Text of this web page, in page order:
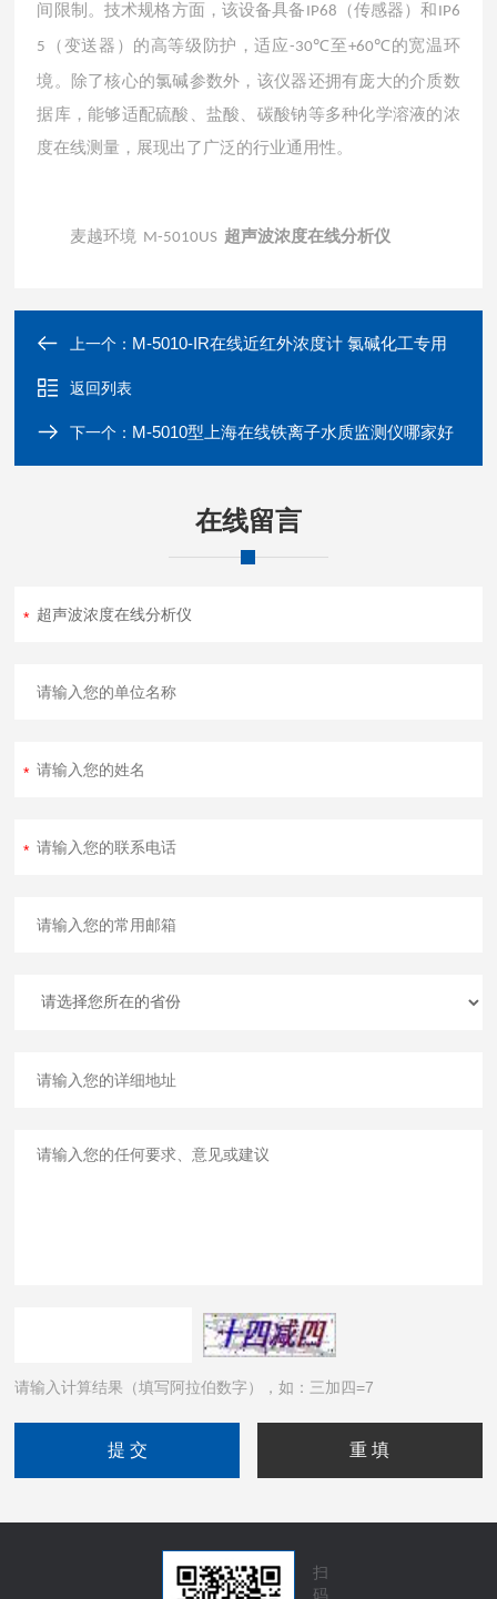
间限制。技术规格方面，该设备具备 IP68 （传感器）和 IP6
5 （变送器）的高等级防护，适应-30℃ 至+60℃ 的宽温环
境。除了核心的氯碱参数外，该仪器还拥有庞大的介质数
据库，能够适配硫酸、盐酸、碳酸钠等多种化学溶液的浓
度在线测量，展现出了广泛的行业通用性。
麦越环境 M-5010US超声波浓度在线分析仪
上一个： M-5010-IR在线近红外浓度计 氯碱化工专用
返回列表
下一个： M-5010型上海在线铁离子水质监测仪哪家好
在线留言
请输入计算结果（填写阿拉伯数字），如：三加四=7
扫
码